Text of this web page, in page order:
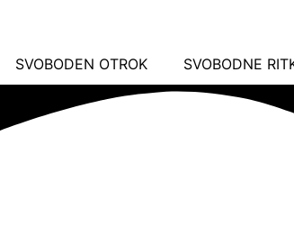
SVOBODEN OTROK SVOBODNE